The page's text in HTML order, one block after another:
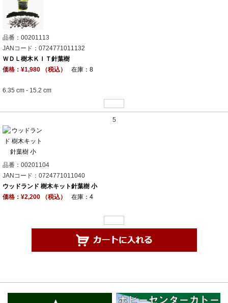
品番：00201113
JANコード：0724771011132
ＷＤＬ樹木ＫＩＴ針葉樹
価格：¥1,980 （税込）
在庫：8
6.35 cm - 15.2 cm
5
品番：00201104
JANコード：0724771011040
ウッドランド 樹木キット針葉樹 小
価格：¥2,200 （税込）
在庫：4